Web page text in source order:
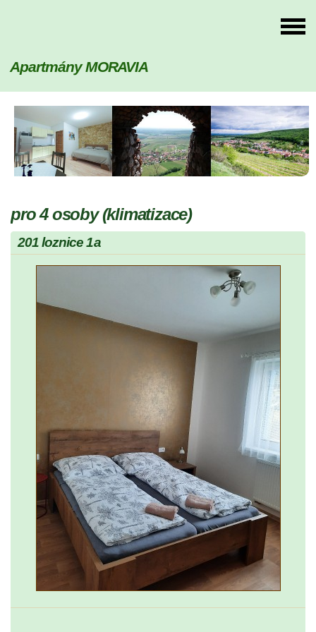
Apartmány MORAVIA
pro 4 osoby (klimatizace)
201 loznice 1a